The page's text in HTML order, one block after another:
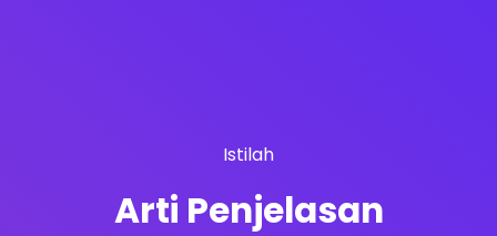
Istilah
Arti Penjelasan